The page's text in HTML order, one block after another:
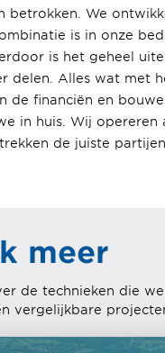
betrokken. We
is in onze
is het geheel
delen. Alles wat met
de financiën en
in huis. Wij opereren
de juiste
meer
de technieken die
vergelijkbare